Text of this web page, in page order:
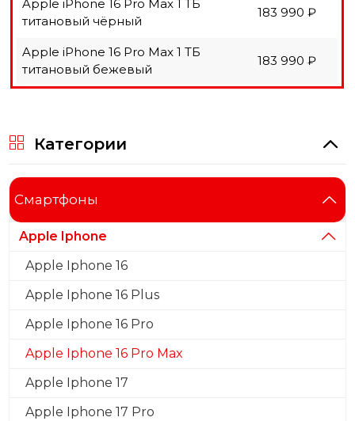
Apple iPhone 16 Pro Max 1 ТБ
титановый чёрный
183 990 ₽
Apple iPhone 16 Pro Max 1 ТБ
титановый бежевый
183 990 ₽
Категории
Cмартфоны
Apple Iphone
Apple Iphone 16
Apple Iphone 16 Plus
Apple Iphone 16 Pro
Apple Iphone 16 Pro Max
Apple Iphone 17
Apple Iphone 17 Pro